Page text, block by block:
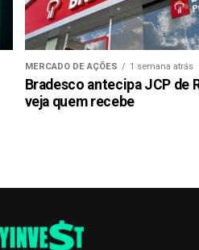
MERCADO DE AÇÕES 1 semana atrás
Bradesco antecipa JCP de
veja quem recebe